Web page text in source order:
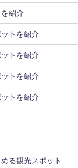
紹介
トを紹介
トを紹介
トを紹介
ットを紹介
る観光スポット